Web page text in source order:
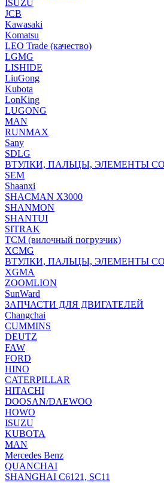
ISUZU
JCB
Kawasaki
Komatsu
LEO Trade (качество)
LGMG
LISHIDE
LiuGong
Kubota
LonKing
LUGONG
MAN
RUNMAX
Sany
SDLG
ВТУЛКИ, ПАЛЬЦЫ, ЭЛЕМЕНТЫ
SEM
Shaanxi
SHACMAN X3000
SHANMON
SHANTUI
SITRAK
TCM (вилочный погрузчик)
XCMG
ВТУЛКИ, ПАЛЬЦЫ, ЭЛЕМЕНТЫ
XGMA
ZOOMLION
SunWard
ЗАПЧАСТИ ДЛЯ ДВИГАТЕЛЕЙ
Changchai
CUMMINS
DEUTZ
FAW
FORD
HINO
CATERPILLAR
HITACHI
DOOSAN/DAEWOO
HOWO
ISUZU
KUBOTA
MAN
Mercedes Benz
QUANCHAI
SHANGHAI C6121, SC11